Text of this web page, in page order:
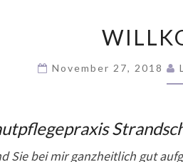
November 27, 2018
Sie bei mir ganzheitlich gut